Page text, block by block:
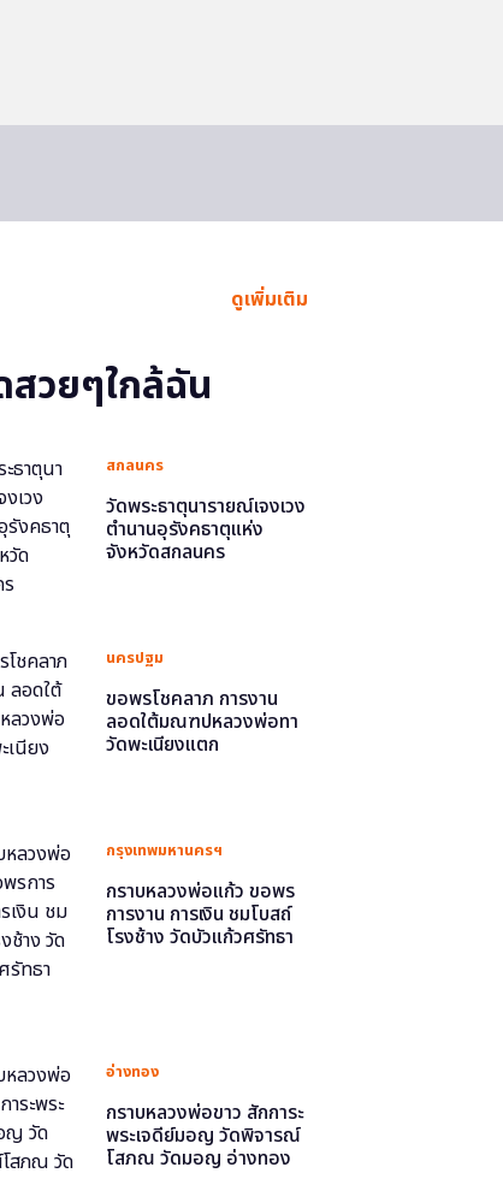
ดูเพิ่มเติม
สวยๆใกล้ฉัน
สกลนคร
วัดพระธาตุนารายณ์เจงเวง
ตำนานอุรังคธาตุแห่ง
จังหวัดสกลนคร
นครปฐม
ขอพรโชคลาภ การงาน
ลอดใต้มณฑปหลวงพ่อทา
วัดพะเนียงแตก
กรุงเทพมหานครฯ
กราบหลวงพ่อแก้ว ขอพร
การงาน การเงิน ชมโบสถ์
โรงช้าง วัดบัวแก้วศรัทธา
อ่างทอง
กราบหลวงพ่อขาว สักการะ
พระเจดีย์มอญ วัดพิจารณ์
โสภณ วัดมอญ อ่างทอง